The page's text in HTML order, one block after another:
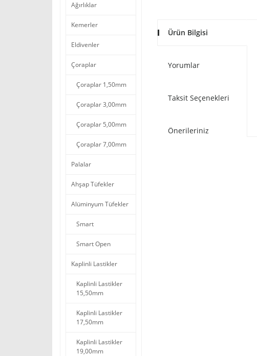
Ağırlıklar
Kemerler
Eldivenler
Çoraplar
Çoraplar 1,50mm
Çoraplar 3,00mm
Çoraplar 5,00mm
Çoraplar 7,00mm
Palalar
Ahşap Tüfekler
Alüminyum Tüfekler
Smart
Smart Open
Kaplinli Lastikler
Kaplinli Lastikler
15,50mm
Kaplinli Lastikler
17,50mm
Kaplinli Lastikler
19,00mm
Ürün Bilgisi
Yorumlar
Taksit Seçenekleri
Önerileriniz